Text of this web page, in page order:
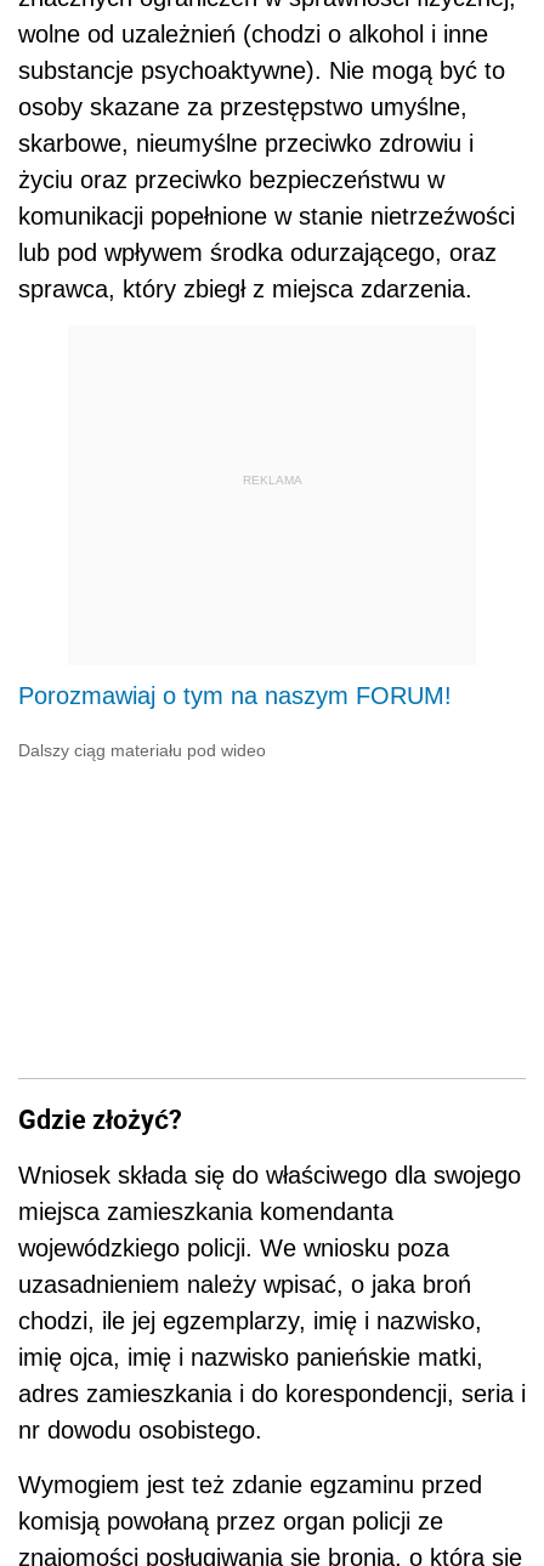
wolne od uzależnień (chodzi o alkohol i inne
substancje psychoaktywne). Nie mogą być to
osoby skazane za przestępstwo umyślne,
skarbowe, nieumyślne przeciwko zdrowiu i
życiu oraz przeciwko bezpieczeństwu w
komunikacji popełnione w stanie nietrzeźwości
lub pod wpływem środka odurzającego, oraz
sprawca, który zbiegł z miejsca zdarzenia.
REKLAMA
Porozmawiaj o tym na naszym FORUM!
Dalszy ciąg materiału pod wideo
Gdzie złożyć?
Wniosek składa się do właściwego dla swojego
miejsca zamieszkania komendanta
wojewódzkiego policji. We wniosku poza
uzasadnieniem należy wpisać, o jaka broń
chodzi, ile jej egzemplarzy, imię i nazwisko,
imię ojca, imię i nazwisko panieńskie matki,
adres zamieszkania i do korespondencji, seria i
nr dowodu osobistego.
Wymogiem jest też zdanie egzaminu przed
komisją powołaną przez organ policji ze
znajomości posługiwania się bronią, o którą się